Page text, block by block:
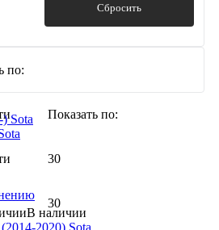
Сбросить
по:
Показать по:
30
30
В наличии